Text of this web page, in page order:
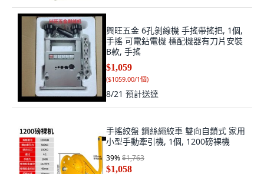
興旺五金 6孔剝線機 手搖帶搖把, 1個,
手搖 可電鉆電機 標配機器有刀片安裝
B款, 手搖
$1,059
($1059.00/1個)
8/21 預計送達
手搖絞盤 鋼絲繩絞車 雙向自鎖式 家用
小型手動牽引機, 1個, 1200磅裸機
39%$1,763
$1,058